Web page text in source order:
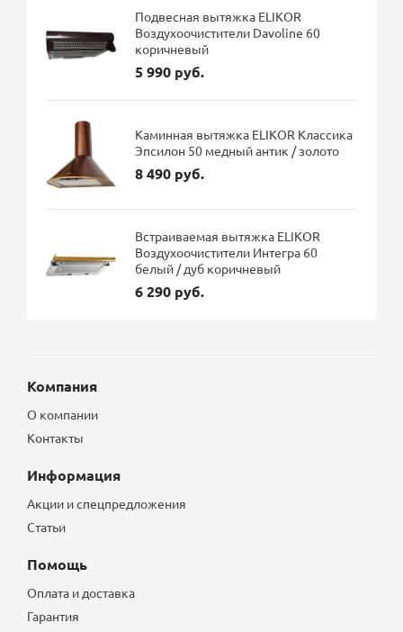
Подвесная вытяжка ELIKOR
Воздухоочистители Davoline 60
коричневый
5 990 руб.
Каминная вытяжка ELIKOR Классика
Эпсилон 50 медный антик / золото
8 490 руб.
Встраиваемая вытяжка ELIKOR
Воздухоочистители Интегра 60
белый / дуб коричневый
6 290 руб.
Компания
О компании
Контакты
Информация
Акции и спецпредложения
Статьи
Помощь
Оплата и доставка
Гарантия